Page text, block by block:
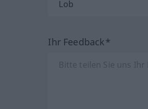
Ihr Feedback*